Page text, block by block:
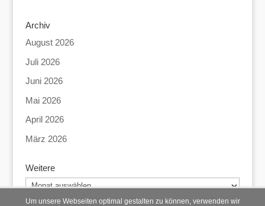
Archiv
August 2026
Juli 2026
Juni 2026
Mai 2026
April 2026
März 2026
Weitere
Weitere
Um unsere Webseiten optimal gestalten zu können, verwenden wir